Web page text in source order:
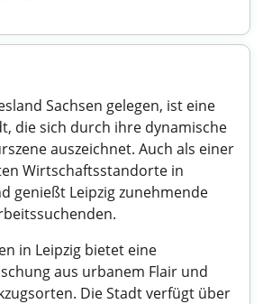
Sachsen gelegen, ist eine
die sich durch ihre dynamische
auszeichnet. Auch als einer
Wirtschaftsstandorte in
genießt Leipzig zunehmende
in Leipzig bietet eine
aus urbanem Flair und
Die Stadt verfügt über